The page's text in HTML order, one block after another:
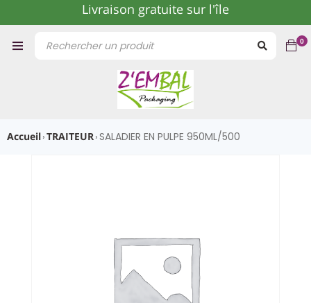
Livraison gratuite sur l'île
0
Accueil›TRAITEUR›SALADIER EN PULPE 950ML/500